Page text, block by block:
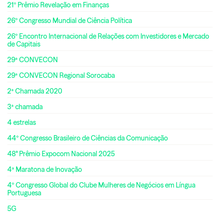
21º Prêmio Revelação em Finanças
26º Congresso Mundial de Ciência Política
26º Encontro Internacional de Relações com Investidores e Mercado
de Capitais
29ª CONVECON
29ª CONVECON Regional Sorocaba
2ª Chamada 2020
3ª chamada
4 estrelas
44º Congresso Brasileiro de Ciências da Comunicação
48° Prêmio Expocom Nacional 2025
4ª Maratona de Inovação
4º Congresso Global do Clube Mulheres de Negócios em Língua
Portuguesa
5G